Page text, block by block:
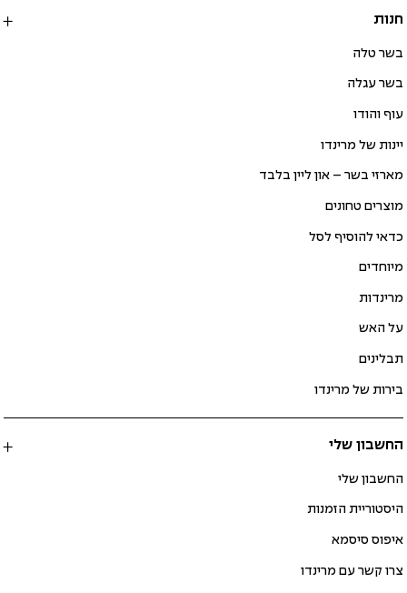
חנות
בשר טלה
בשר עגלה
עוף והודו
יינות של מרינדו
מארזי בשר – און ליין בלבד
מוצרים טחונים
כדאי להוסיף לסל
מיוחדים
מרינדות
על האש
תבלינים
בירות של מרינדו
החשבון שלי
החשבון שלי
היסטוריית הזמנות
איפוס סיסמא
צרו קשר עם מרינדו